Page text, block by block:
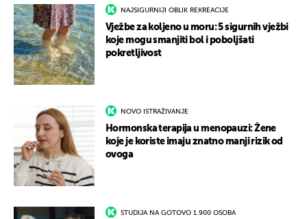
NAJSIGURNIJI OBLIK REKREACIJE
Vježbe za koljeno u moru: 5 sigurnih vježbi
koje mogu smanjiti bol i poboljšati
pokretljivost
NOVO ISTRAŽIVANJE
Hormonska terapija u menopauzi: Žene
koje je koriste imaju znatno manji rizik od
ovoga
STUDIJA NA GOTOVO 1.900 OSOBA